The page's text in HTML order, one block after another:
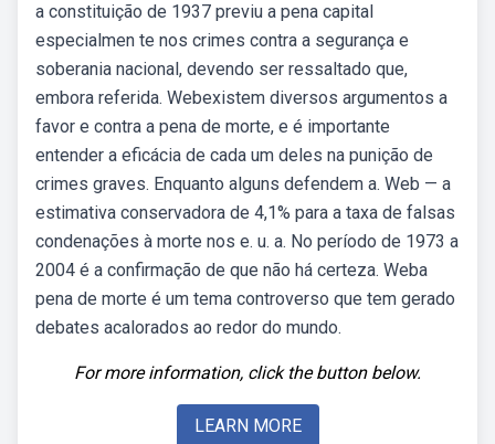
a constituição de 1937 previu a pena capital
especialmen te nos crimes contra a segurança e
soberania nacional, devendo ser ressaltado que,
embora referida. Webexistem diversos argumentos a
favor e contra a pena de morte, e é importante
entender a eficácia de cada um deles na punição de
crimes graves. Enquanto alguns defendem a. Web — a
estimativa conservadora de 4,1% para a taxa de falsas
condenações à morte nos e. u. a. No período de 1973 a
2004 é a confirmação de que não há certeza. Weba
pena de morte é um tema controverso que tem gerado
debates acalorados ao redor do mundo.
For more information, click the button below.
LEARN MORE